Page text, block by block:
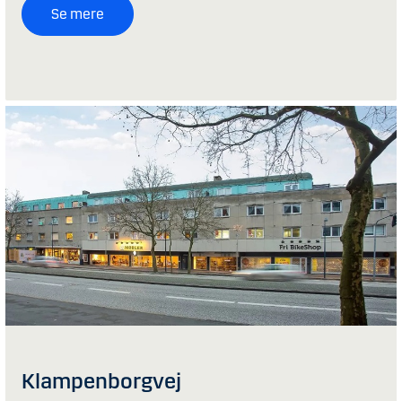
Se mere
Klampenborgvej